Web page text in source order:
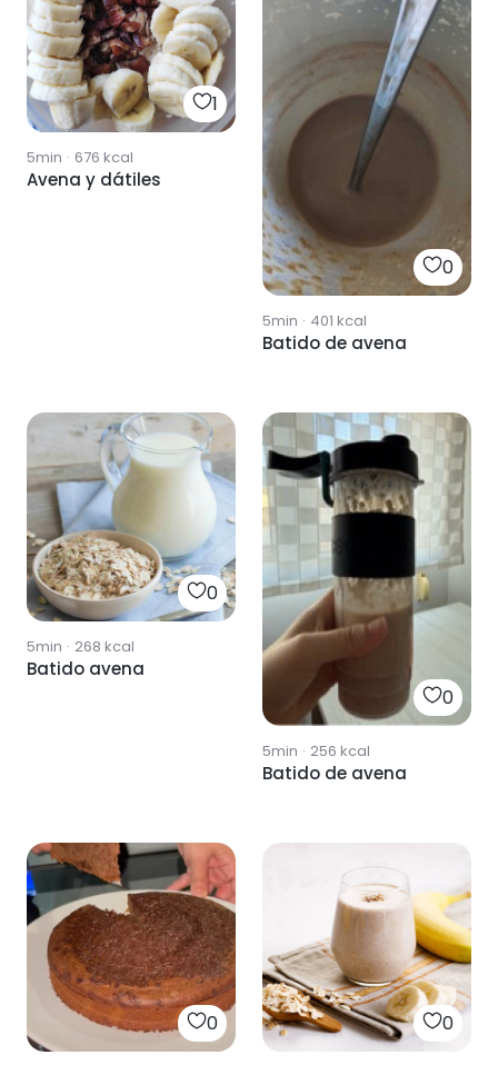
1
5min · 676 kcal
Avena y dátiles
0
5min · 401 kcal
Batido de avena
0
5min · 268 kcal
Batido avena
0
5min · 256 kcal
Batido de avena
0 0